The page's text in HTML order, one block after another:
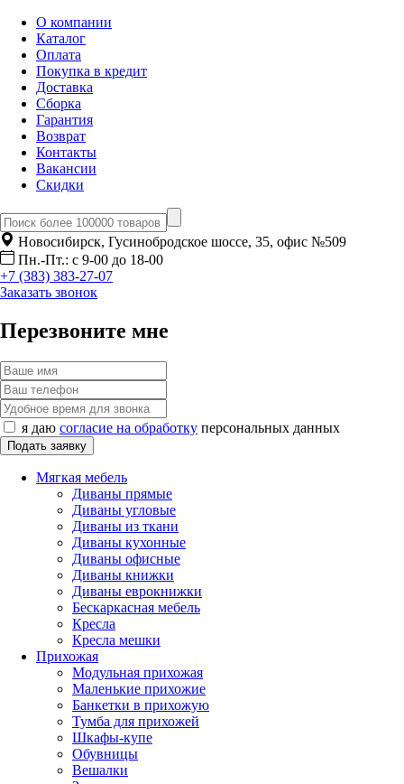
О компании
Каталог
Оплата
Покупка в кредит
Доставка
Сборка
Гарантия
Возврат
Контакты
Вакансии
Скидки
Новосибирск, Гусинобродское шоссе, 35, офис №509
Пн.-Пт.: с 9-00 до 18-00
+7 (383) 383-27-07
Заказать звонок
Перезвоните мне
я даю согласие на обработку персональных данных
Мягкая мебель
Диваны прямые
Диваны угловые
Диваны из ткани
Диваны кухонные
Диваны офисные
Диваны книжки
Диваны еврокнижки
Бескаркасная мебель
Кресла
Кресла мешки
Прихожая
Модульная прихожая
Маленькие прихожие
Банкетки в прихожую
Тумба для прихожей
Шкафы-купе
Обувницы
Вешалки